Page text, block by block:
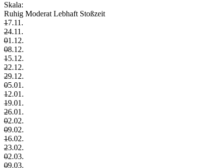
Skala:
Ruhig Moderat Lebhaft Stoßzeit
–
17.11.
–
24.11.
–
01.12.
–
08.12.
–
15.12.
–
22.12.
–
29.12.
–
05.01.
–
12.01.
–
19.01.
–
26.01.
–
02.02.
–
09.02.
–
16.02.
–
23.02.
–
02.03.
–
09.03.